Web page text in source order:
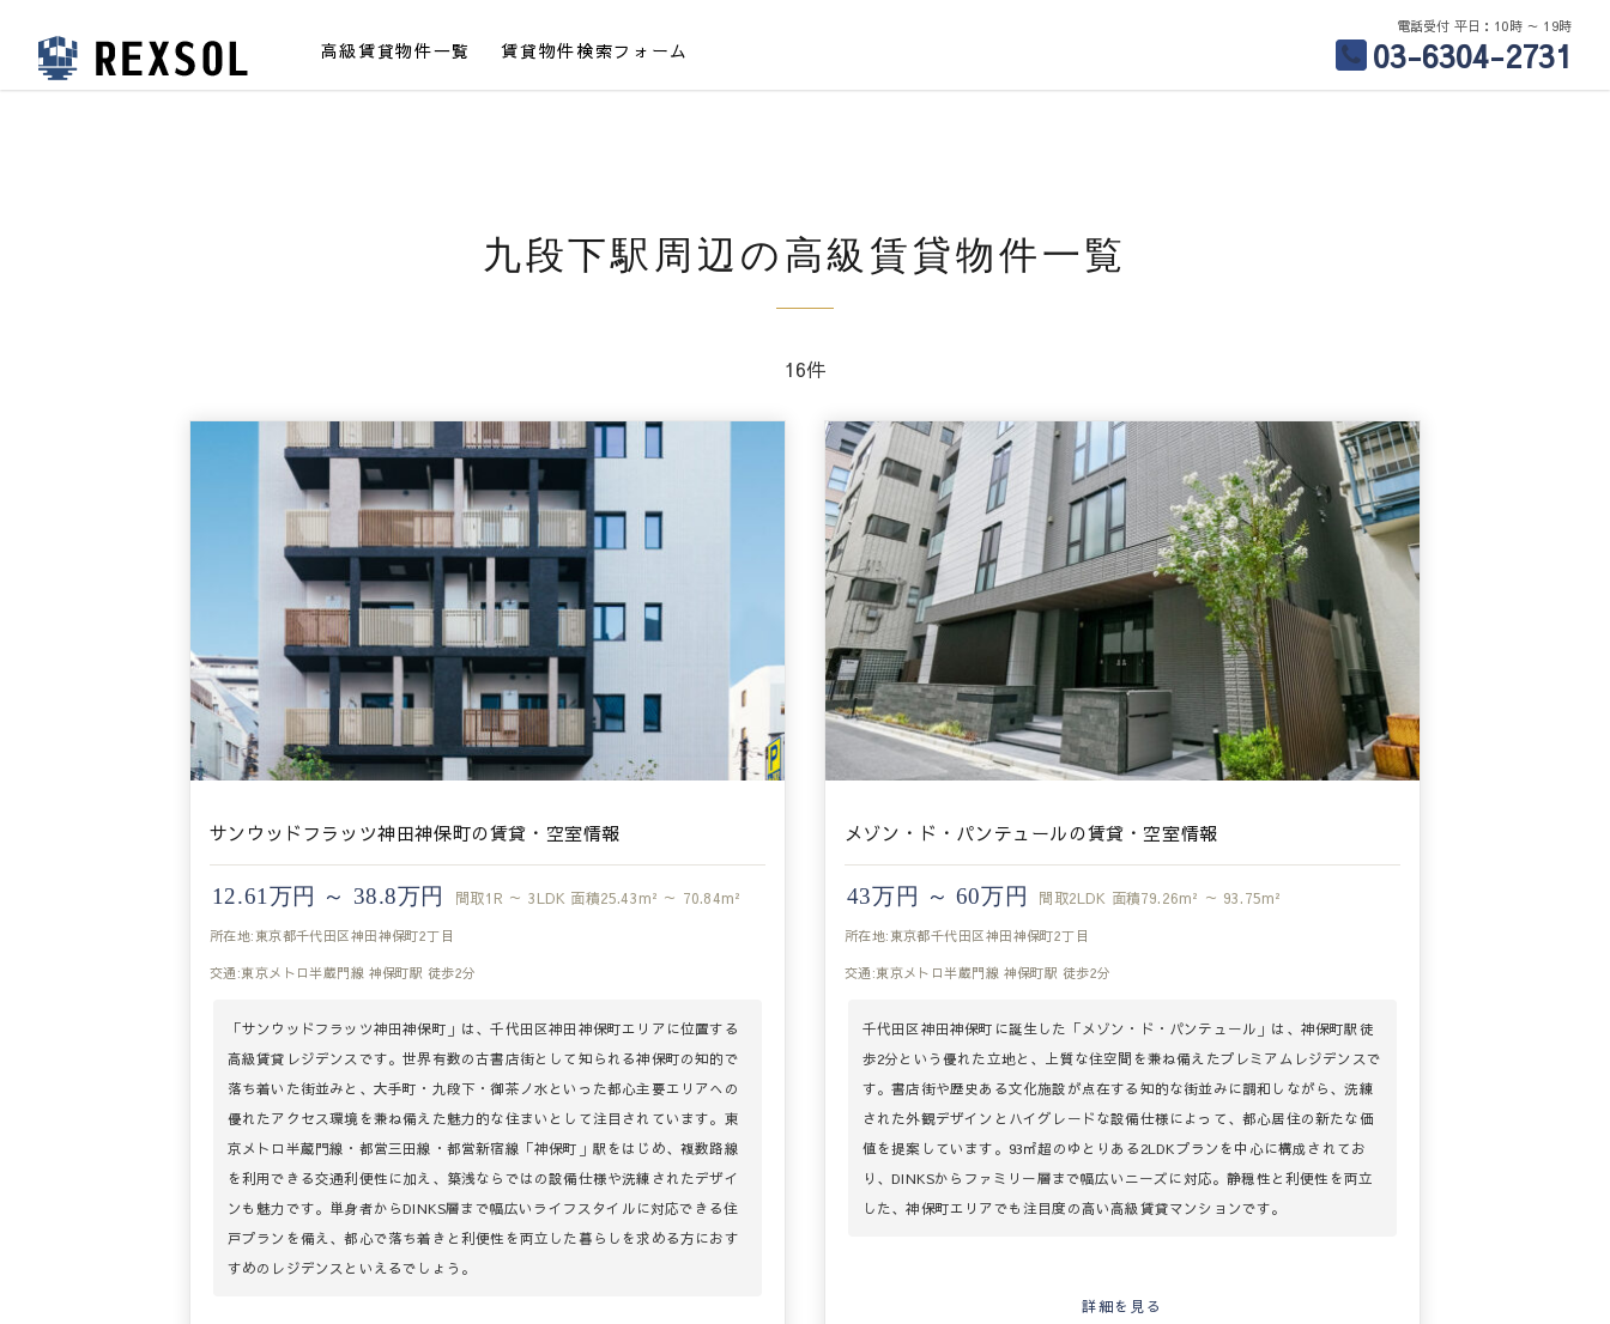
高級賃貸レクソル
高級賃貸物件一覧 賃貸物件検索フォーム
電話受付 平日：10時 ～ 19時
03-6304-2731
九段下駅周辺の高級賃貸物件一覧
16件
サンウッドフラッツ神田神保町の賃貸・空室情報
12.61万円 ～ 38.8万円 間取1R ～ 3LDK 面積25.43m² ～ 70.84m²
所在地:東京都千代田区神田神保町2丁目
交通:東京メトロ半蔵門線 神保町駅 徒歩2分
「サンウッドフラッツ神田神保町」は、千代田区神田神保町エリアに位置する
高級賃貸レジデンスです。世界有数の古書店街として知られる神保町の知的で
落ち着いた街並みと、大手町・九段下・御茶ノ水といった都心主要エリアへの
優れたアクセス環境を兼ね備えた魅力的な住まいとして注目されています。東
京メトロ半蔵門線・都営三田線・都営新宿線「神保町」駅をはじめ、複数路線
を利用できる交通利便性に加え、築浅ならではの設備仕様や洗練されたデザイ
ンも魅力です。単身者からDINKS層まで幅広いライフスタイルに対応できる住
戸プランを備え、都心で落ち着きと利便性を両立した暮らしを求める方におす
すめのレジデンスといえるでしょう。
メゾン・ド・パンテュールの賃貸・空室情報
43万円 ～ 60万円 間取2LDK 面積79.26m² ～ 93.75m²
所在地:東京都千代田区神田神保町2丁目
交通:東京メトロ半蔵門線 神保町駅 徒歩2分
千代田区神田神保町に誕生した「メゾン・ド・パンテュール」は、神保町駅徒
歩2分という優れた立地と、上質な住空間を兼ね備えたプレミアムレジデンスで
す。書店街や歴史ある文化施設が点在する知的な街並みに調和しながら、洗練
された外観デザインとハイグレードな設備仕様によって、都心居住の新たな価
値を提案しています。93㎡超のゆとりある2LDKプランを中心に構成されてお
り、DINKSからファミリー層まで幅広いニーズに対応。静穏性と利便性を両立
した、神保町エリアでも注目度の高い高級賃貸マンションです。
詳細を見る